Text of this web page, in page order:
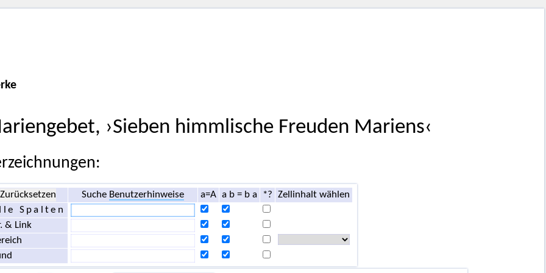
›Sieben himmlische Freuden Mariens‹
Zurücksetzen Suche Benutzerhinweise a=A a b = b a *?
Zellinhalt wählen
Spalten
& Link